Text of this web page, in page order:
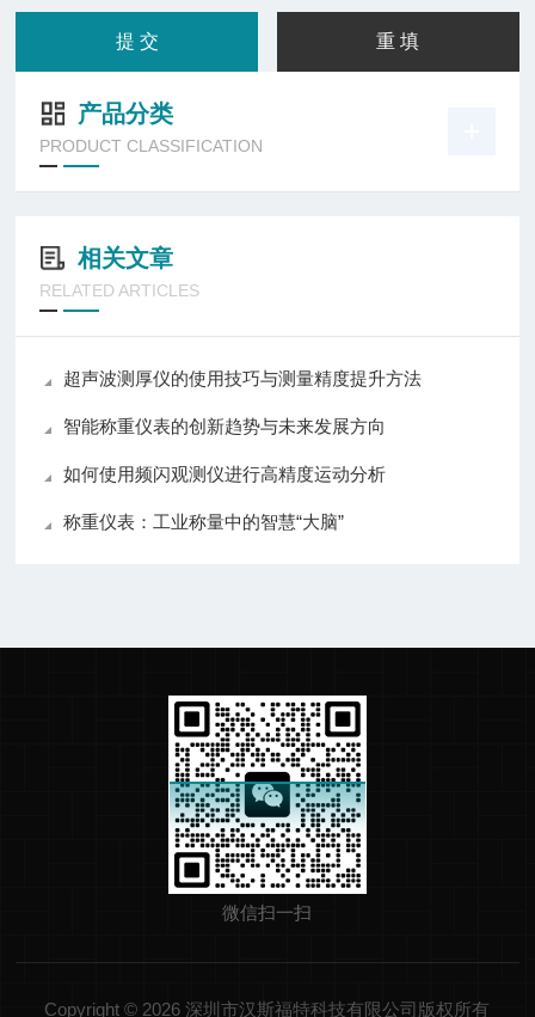
产品分类
PRODUCT CLASSIFICATION
相关文章
RELATED ARTICLES
超声波测厚仪的使用技巧与测量精度提升方法
智能称重仪表的创新趋势与未来发展方向
如何使用频闪观测仪进行高精度运动分析
称重仪表：工业称量中的智慧“大脑”
微信扫一扫
Copyright © 2026 深圳市汉斯福特科技有限公司版权所有